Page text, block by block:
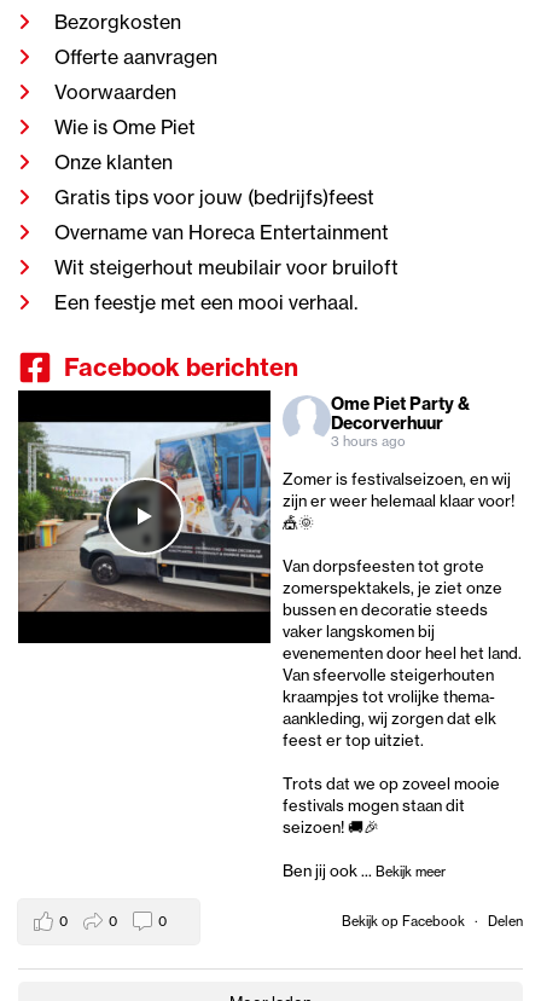
Bezorgkosten
Offerte aanvragen
Voorwaarden
Wie is Ome Piet
Onze klanten
Gratis tips voor jouw (bedrijfs)feest
Overname van Horeca Entertainment
Wit steigerhout meubilair voor bruiloft
Een feestje met een mooi verhaal.
Facebook berichten
Ome Piet Party &
Decorverhuur
3 hours ago
Zomer is festivalseizoen, en wij
zijn er weer helemaal klaar voor!
🎪🌞
Van dorpsfeesten tot grote
zomerspektakels, je ziet onze
bussen en decoratie steeds
vaker langskomen bij
evenementen door heel het land.
Van sfeervolle steigerhouten
kraampjes tot vrolijke thema-
aankleding, wij zorgen dat elk
feest er top uitziet.
Trots dat we op zoveel mooie
festivals mogen staan dit
seizoen! 🚚🎉
Ben jij ook... Bekijk meer
Bekijk op Facebook · Delen
0 0 0